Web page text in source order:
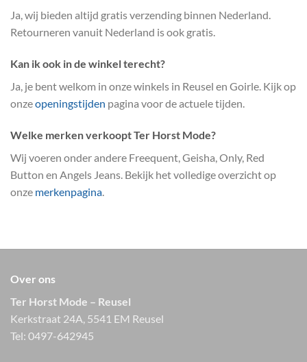
Ja, wij bieden altijd gratis verzending binnen Nederland.
Retourneren vanuit Nederland is ook gratis.
Kan ik ook in de winkel terecht?
Ja, je bent welkom in onze winkels in Reusel en Goirle. Kijk op
onzeopeningstijden pagina voor de actuele tijden.
Welke merken verkoopt Ter Horst Mode?
Wij voeren onder andere Freequent, Geisha, Only, Red
Button en Angels Jeans. Bekijk het volledige overzicht op
onze merkenpagina.
Over ons
Ter Horst Mode – Reusel
Kerkstraat 24A, 5541 EM Reusel
Tel: 0497-642945